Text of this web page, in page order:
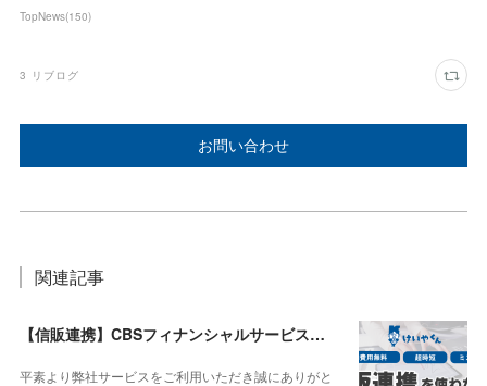
TopNews(150)
3 リブログ
お問い合わせ
関連記事
【信販連携】CBSフィナンシャルサービス株式会社との連携を開始しました！
平素より弊社サービスをご利用いただき誠にありがと